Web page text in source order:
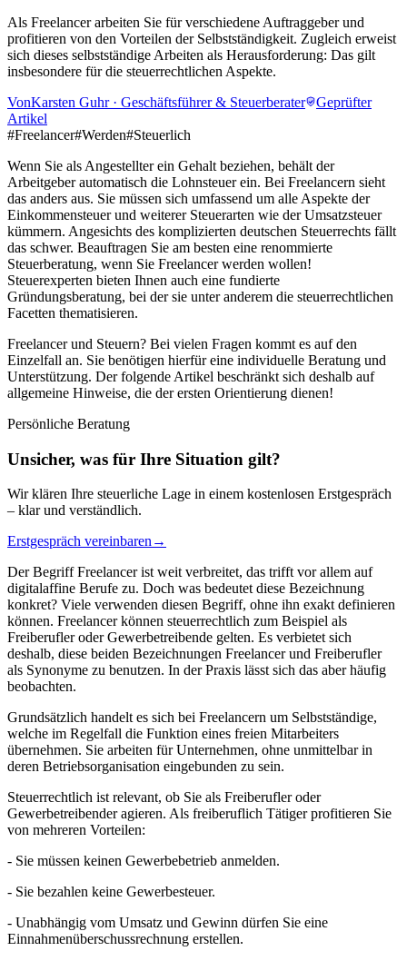
Als Freelancer arbeiten Sie für verschiedene Auftraggeber und
profitieren von den Vorteilen der Selbstständigkeit. Zugleich erweist
sich dieses selbstständige Arbeiten als Herausforderung: Das gilt
insbesondere für die steuerrechtlichen Aspekte.
VonKarsten Guhr· Geschäftsführer & Steuerberater
Geprüfter
Artikel
#Freelancer#Werden#Steuerlich
Wenn Sie als Angestellter ein Gehalt beziehen, behält der
Arbeitgeber automatisch die Lohnsteuer ein. Bei Freelancern sieht
das anders aus. Sie müssen sich umfassend um alle Aspekte der
Einkommensteuer und weiterer Steuerarten wie der Umsatzsteuer
kümmern. Angesichts des komplizierten deutschen Steuerrechts fällt
das schwer. Beauftragen Sie am besten eine renommierte
Steuerberatung, wenn Sie Freelancer werden wollen!
Steuerexperten bieten Ihnen auch eine fundierte
Gründungsberatung, bei der sie unter anderem die steuerrechtlichen
Facetten thematisieren.
Freelancer und Steuern? Bei vielen Fragen kommt es auf den
Einzelfall an. Sie benötigen hierfür eine individuelle Beratung und
Unterstützung. Der folgende Artikel beschränkt sich deshalb auf
allgemeine Hinweise, die der ersten Orientierung dienen!
Persönliche Beratung
Unsicher, was für Ihre Situation gilt?
Wir klären Ihre steuerliche Lage in einem kostenlosen Erstgespräch
– klar und verständlich.
Erstgespräch vereinbaren →
Der Begriff Freelancer ist weit verbreitet, das trifft vor allem auf
digitalaffine Berufe zu. Doch was bedeutet diese Bezeichnung
konkret? Viele verwenden diesen Begriff, ohne ihn exakt definieren
können. Freelancer können steuerrechtlich zum Beispiel als
Freiberufler oder Gewerbetreibende gelten. Es verbietet sich
deshalb, diese beiden Bezeichnungen Freelancer und Freiberufler
als Synonyme zu benutzen. In der Praxis lässt sich das aber häufig
beobachten.
Grundsätzlich handelt es sich bei Freelancern um Selbstständige,
welche im Regelfall die Funktion eines freien Mitarbeiters
übernehmen. Sie arbeiten für Unternehmen, ohne unmittelbar in
deren Betriebsorganisation eingebunden zu sein.
Steuerrechtlich ist relevant, ob Sie als Freiberufler oder
Gewerbetreibender agieren. Als freiberuflich Tätiger profitieren Sie
von mehreren Vorteilen:
- Sie müssen keinen Gewerbebetrieb anmelden.
- Sie bezahlen keine Gewerbesteuer.
- Unabhängig vom Umsatz und Gewinn dürfen Sie eine
Einnahmenüberschussrechnung erstellen.